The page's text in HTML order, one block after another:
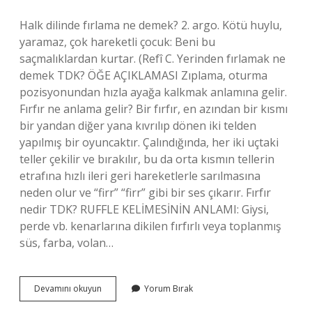
Halk dilinde fırlama ne demek? 2. argo. Kötü huylu,
yaramaz, çok hareketli çocuk: Beni bu
saçmalıklardan kurtar. (Refî C. Yerinden fırlamak ne
demek TDK? ÖĞE AÇIKLAMASI Zıplama, oturma
pozisyonundan hızla ayağa kalkmak anlamına gelir.
Fırfır ne anlama gelir? Bir fırfır, en azından bir kısmı
bir yandan diğer yana kıvrılıp dönen iki telden
yapılmış bir oyuncaktır. Çalındığında, her iki uçtaki
teller çekilir ve bırakılır, bu da orta kısmın tellerin
etrafına hızlı ileri geri hareketlerle sarılmasına
neden olur ve “firr” “firr” gibi bir ses çıkarır. Fırfır
nedir TDK? RUFFLE KELİMESİNİN ANLAMI: Giysi,
perde vb. kenarlarına dikilen fırfırlı veya toplanmış
süs, farba, volan…
Devamını okuyun Fırlamak
Ne
Yorum Bırak